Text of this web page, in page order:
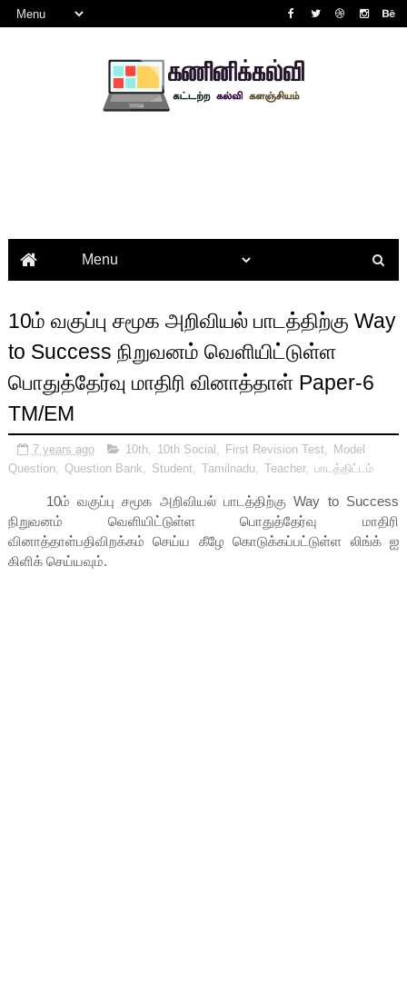
10ம் வகுப்பு சமூக அறிவியல் பாடத்திற்கு Way
to Success நிறுவனம் வெளியிட்டுள்ள
பொதுத்தேர்வு மாதிரி வினாத்தாள் Paper-6
TM/EM
7 years ago 10th, 10th Social First Revision Test
Model
Question, Question Bank Student Tamilnadu Teacher, பாடத்திட்டம்
10ம் வகுப்பு சமூக அறிவியல் பாடத்திற்கு Way to Success
நிறுவனம் வெளியிட்டுள்ள பொதுத்தேர்வு மாதிரி
வினாத்தாள்பதிவிறக்கம் செய்ய கீழே கொடுக்கப்பட்டுள்ள லிங்க் ஐ
கிளிக் செய்யவும்.